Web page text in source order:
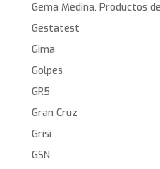
Gema Medina. Productos
Gestatest
Gima
Golpes
GR5
Gran Cruz
Grisi
GSN